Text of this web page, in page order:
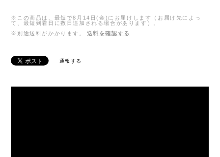
※この商品は、最短で8月14日(金)にお届けします（お届け先によっ
て、最短到着日に数日追加される場合があります）。
※別途送料がかかります。
送料を確認する
通報する